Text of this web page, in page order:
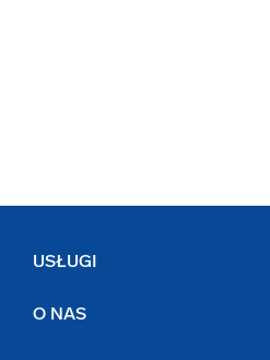
USŁUGI
O NAS